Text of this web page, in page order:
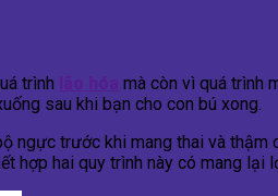
trình lão hóa mà còn vì quá trình
sau khi bạn cho con bú xong.
trước khi mang thai và thậm
hợp hai quy trình này có mang lại